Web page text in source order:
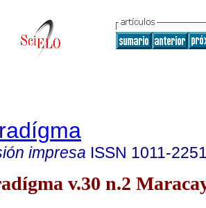
impresa ISSN 1011-
v.30 n.2